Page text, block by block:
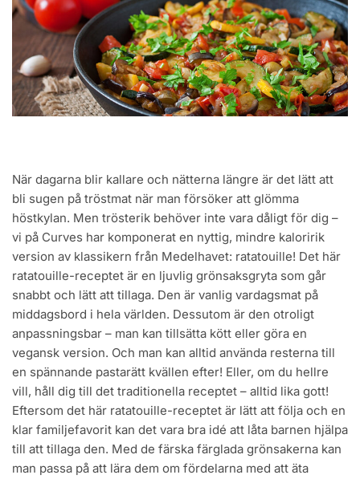
När dagarna blir kallare och nätterna längre är det lätt att
bli sugen på tröstmat när man försöker att glömma
höstkylan. Men trösterik behöver inte vara dåligt för dig –
vi på Curves har komponerat en nyttig, mindre kaloririk
version av klassikern från Medelhavet: ratatouille! Det här
ratatouille-receptet är en ljuvlig grönsaksgryta som går
snabbt och lätt att tillaga. Den är vanlig vardagsmat på
middagsbord i hela världen. Dessutom är den otroligt
anpassningsbar – man kan tillsätta kött eller göra en
vegansk version. Och man kan alltid använda resterna till
en spännande pastarätt kvällen efter! Eller, om du hellre
vill, håll dig till det traditionella receptet – alltid lika gott!
Eftersom det här ratatouille-receptet är lätt att följa och en
klar familjefavorit kan det vara bra idé att låta barnen hjälpa
till att tillaga den. Med de färska färglada grönsakerna kan
man passa på att lära dem om fördelarna med att äta